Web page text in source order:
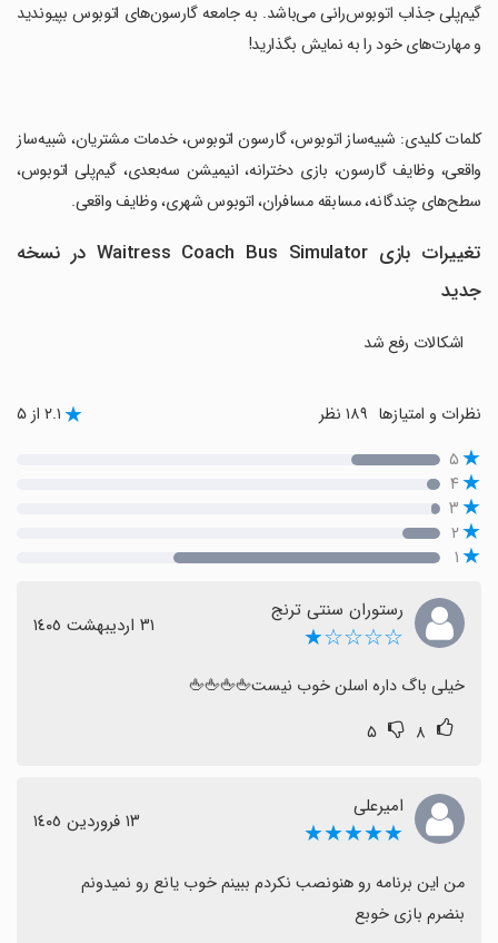
گیم‌پلی جذاب اتوبوس‌رانی می‌باشد. به جامعه گارسون‌های اتوبوس بپیوندید
و مهارت‌های خود را به نمایش بگذارید!
‏کلمات کلیدی: شبیه‌ساز اتوبوس، گارسون اتوبوس، خدمات مشتریان، شبیه‌ساز
واقعی، وظایف گارسون، بازی دخترانه، انیمیشن سه‌بعدی، گیم‌پلی اتوبوس،
سطح‌های چندگانه، مسابقه مسافران، اتوبوس شهری، وظایف واقعی.
تغییرات بازی Waitress Coach Bus Simulator در نسخه
جدید
اشکالات رفع شد
نظرات و امتیازها ۲.۱ از ۵
۵
۴
۳
۲
۱
رستوران سنتی ترنج
☆☆☆☆★ ٣١ اردیبهشت ١٤٠٥
خیلی باگ داره اسلن خوب نیست🖕🖕🖕🖕
۸ ۵
امیرعلی
★★★★★ ١٣ فروردین ١٤٠٥
بنضرم بازی خوبع